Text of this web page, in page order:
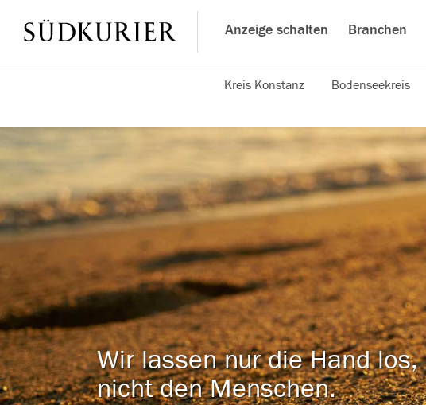
Anzeige schalten Branchen
Kreis Konstanz Bodenseekreis
Wir lassen nur die Hand los,
nicht den Menschen.